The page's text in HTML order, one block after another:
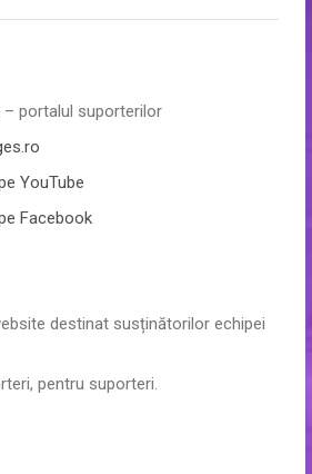
– portalul suporterilor
YouTube
Facebook
destinat susținătorilor echipei
pentru suporteri.